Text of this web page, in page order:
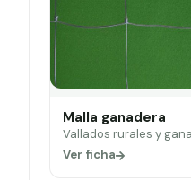
Malla ganadera
Vallados rurales y
Ver ficha